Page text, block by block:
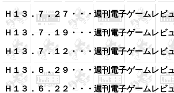
Ｈ１３．７．２７・・・ 週刊電子ゲームレビ
Ｈ１３．７．１９・・・週刊電子ゲームレビ
Ｈ１３．７．１２・・・ 週刊電子ゲームレビ
Ｈ１３．６．２９・・・ 週刊電子ゲームレビ
Ｈ１３．６．２２・・・ 週刊電子ゲームレビ